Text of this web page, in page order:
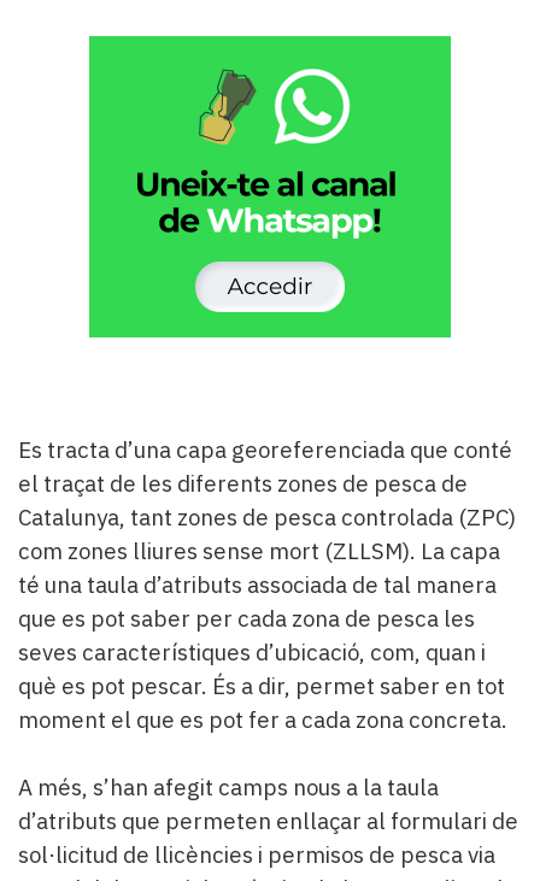
Es tracta d’una capa georeferenciada que conté
el traçat de les diferents zones de pesca de
Catalunya, tant zones de pesca controlada (ZPC)
com zones lliures sense mort (ZLLSM). La capa
té una taula d’atributs associada de tal manera
que es pot saber per cada zona de pesca les
seves característiques d’ubicació, com, quan i
què es pot pescar. És a dir, permet saber en tot
moment el que es pot fer a cada zona concreta.
A més, s’han afegit camps nous a la taula
d’atributs que permeten enllaçar al formulari de
sol·licitud de llicències i permisos de pesca via